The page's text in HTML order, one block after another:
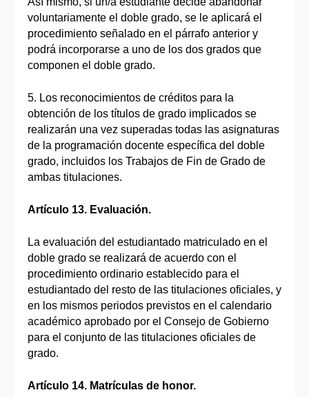
voluntariamente el doble grado, se le aplicará el
procedimiento señalado en el párrafo anterior y
podrá incorporarse a uno de los dos grados que
componen el doble grado.
5. Los reconocimientos de créditos para la
obtención de los títulos de grado implicados se
realizarán una vez superadas todas las asignaturas
de la programación docente específica del doble
grado, incluidos los Trabajos de Fin de Grado de
ambas titulaciones.
Artículo 13. Evaluación.
La evaluación del estudiantado matriculado en el
doble grado se realizará de acuerdo con el
procedimiento ordinario establecido para el
estudiantado del resto de las titulaciones oficiales, y
en los mismos periodos previstos en el calendario
académico aprobado por el Consejo de Gobierno
para el conjunto de las titulaciones oficiales de
grado.
Artículo 14. Matrículas de honor.